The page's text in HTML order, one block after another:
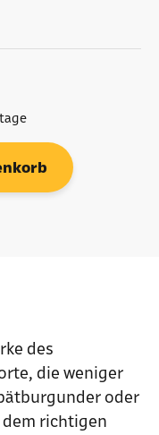
des
die weniger
oder
richtigen